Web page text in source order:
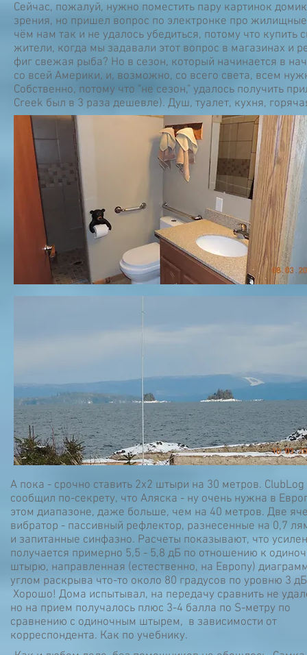
Сейчас, пожалуй, нужно поместить пару картинок
зрения, но пришел вопрос по электронке про
чём нам так и не удалось убедиться, потому что
жители, когда мы задавали этот вопрос в магазинах и
фиг свежая рыба? Но в сезон, который начинается в
со всей Америки, и, возможно, со всего света, всем
Собственно, потому что "не сезон," удалось получить
Creek был в 3 раза дешевле). Душ, туалет, кухня,
А пока - срочно ставить 2х2 штыри на 30 метров. ClubLog
сообщил по-секрету, что Аляска - ну очень нужна в
этом диапазоне, даже больше, чем на 40 метров. Две
вибратор - пассивный рефлектор, разнесенные на 0,7
и запитанные синфазно. Расчеты показывают, что
получается примерно 5,5 - 5,8 дБ по отношению к
штырю, направленная (естественно, на Европу)
углом раскрыва что-то около 80 градусов по уровню 3
Хорошо! Дома испытывал, на передачу сравнить не
но на прием получалось плюс 3-4 балла по S-метру по
сравнению с одиночным штырем, в зависимости от
корреспондента. Как по учебнику.